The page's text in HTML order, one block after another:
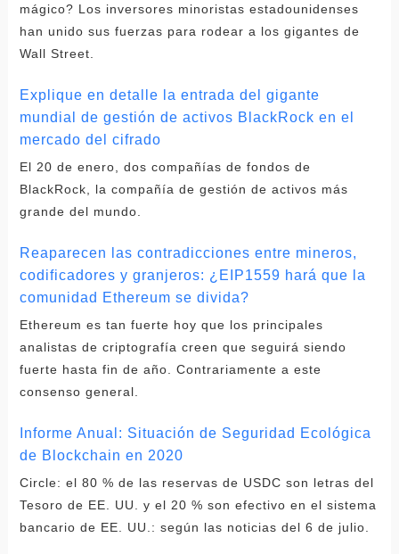
mágico? Los inversores minoristas estadounidenses
han unido sus fuerzas para rodear a los gigantes de
Wall Street.
Explique en detalle la entrada del gigante
mundial de gestión de activos BlackRock en el
mercado del cifrado
El 20 de enero, dos compañías de fondos de
BlackRock, la compañía de gestión de activos más
grande del mundo.
Reaparecen las contradicciones entre mineros,
codificadores y granjeros: ¿EIP1559 hará que la
comunidad Ethereum se divida?
Ethereum es tan fuerte hoy que los principales
analistas de criptografía creen que seguirá siendo
fuerte hasta fin de año. Contrariamente a este
consenso general.
Informe Anual: Situación de Seguridad Ecológica
de Blockchain en 2020
Circle: el 80 % de las reservas de USDC son letras del
Tesoro de EE. UU. y el 20 % son efectivo en el sistema
bancario de EE. UU.: según las noticias del 6 de julio.